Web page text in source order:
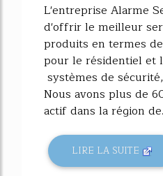
L'entreprise Alarme
d'offrir le meilleur
produits en termes
pour le résidentiel et
systèmes de
Nous avons plus de
actif dans la région
LIRE LA SUITE